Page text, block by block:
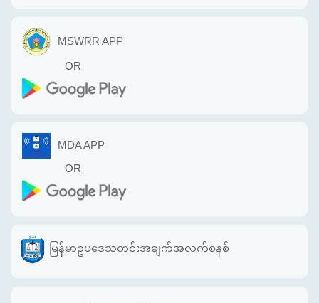
MSWRR APP
OR
MDA APP
OR
မြန်မာဥပဒေသတင်းအချက်အလက်စနစ်